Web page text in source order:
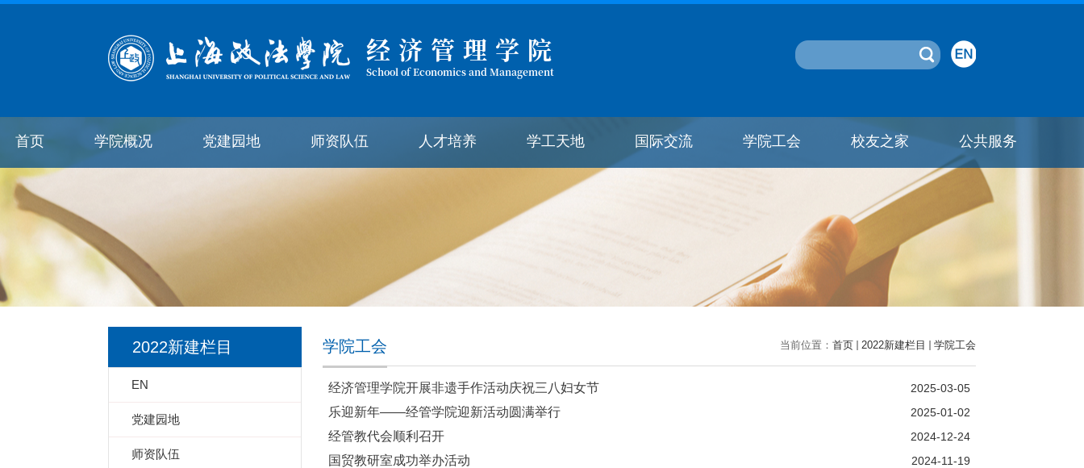
经济管理学院
School of Economics and Management
首页 学院概况 党建园地 师资队伍 人才培养 学工天地 国际交流 学院工会 校友之家 公共服务
2022新建栏目
EN
党建园地
师资队伍
当前位置： 首页 2022新建栏目 学院工会
学院工会
经济管理学院开展非遗手作活动庆祝三八妇女节 2025-03-05
乐迎新年——经管学院迎新活动圆满举行 2025-01-02
经管教代会顺利召开 2024-12-24
国贸教研室成功举办活动 2024-11-19